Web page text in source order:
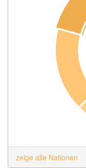
zeige alle Nationen